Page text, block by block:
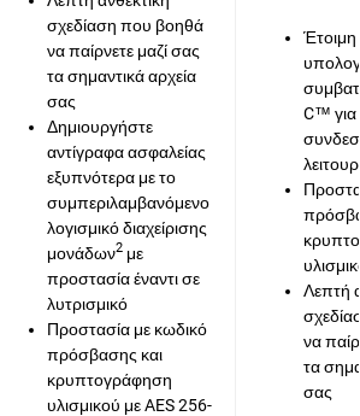
σχεδίαση που βοηθά
να παίρνετε μαζί σας
τα σημαντικά αρχεία
σας
Δημιουργήστε
αντίγραφα ασφαλείας
εξυπνότερα με το
συμπεριλαμβανόμενο
λογισμικό διαχείρισης
μονάδων2 με
προστασία έναντι σε
λυτρισμικό
Προστασία με κωδικό
πρόσβασης και
κρυπτογράφηση
υλισμικού με AES 256-
Έτοιμη
C™ για
Λεπτή
να
τα
σας